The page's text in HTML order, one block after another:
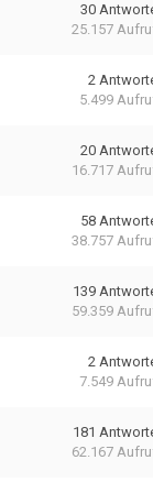
30
25.157
2
5.499
20
16.717
58
38.757
139
59.359
2
7.549
181
62.167